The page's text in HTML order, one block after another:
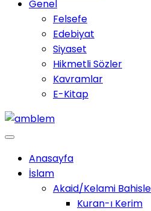
Genel
Felsefe
Edebiyat
Siyaset
Hikmetli Sözler
Kavramlar
E-Kitap
Anasayfa
İslam
Akaid/Kelami
Kuran-ı Kerim